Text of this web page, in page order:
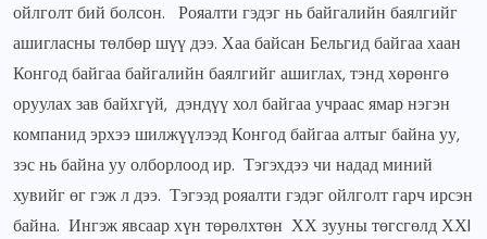
ойлголт бий болсон. Рояалти гэдэг нь байгалийн баялгийг
ашигласны төлбөр шүү дээ. Хаа байсан Бельгид байгаа хаан
Конгод байгаа байгалийн баялгийг ашиглах, тэнд хөрөнгө
оруулах зав байхгүй, дэндүү хол байгаа учраас ямар нэгэн
компанид эрхээ шилжүүлээд Конгод байгаа алтыг байна уу,
зэс нь байна уу олборлоод ир. Тэгэхдээ чи надад миний
хувийг өг гэж л дээ. Тэгээд рояалти гэдэг ойлголт гарч ирсэн
байна. Ингэж явсаар хүн төрөлхтөн ХХ зууны төгсгөлд ХХI